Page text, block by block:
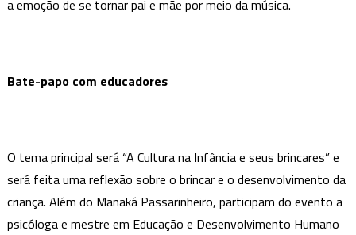
a emoção de se tornar pai e mãe por meio da música.
Bate-papo com educadores
O tema principal será “A Cultura na Infância e seus brincares” e
será feita uma reflexão sobre o brincar e o desenvolvimento da
criança. Além do Manaká Passarinheiro, participam do evento a
psicóloga e mestre em Educação e Desenvolvimento Humano